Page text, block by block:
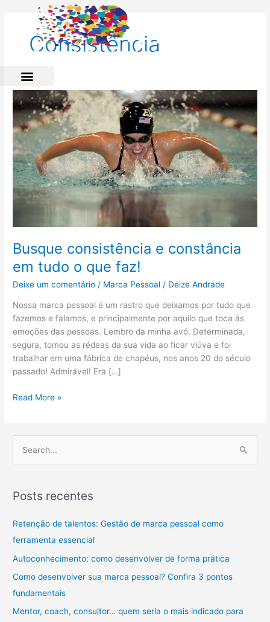
conteúdoConsistência
Busque consistência e constância
em tudo o que faz!
Deixe um comentário / Marca Pessoal / Deize Andrade
Nossa marca pessoal é um rastro que deixamos por tudo que
fazemos e falamos, e principalmente por aquilo que toca às
emoções das pessoas. Lembro da minha avó. Determinada,
segura, tomou as rédeas da sua vida ao ficar viúva e foi
trabalhar em uma fábrica de chapéus, nos anos 20 do século
passado! Admirável! Era […]
Busque
consistência
constância
em
tudo
o
que
Read More »
q
r
p
o
Posts recentes
Retenção de talentos: Gestão de marca pessoal como
ferramenta essencial
Autoconhecimento: como desenvolver de forma prática
Como desenvolver sua marca pessoal? Confira 3 pontos
fundamentais
Mentor, coach, consultor… quem seria o mais indicado para